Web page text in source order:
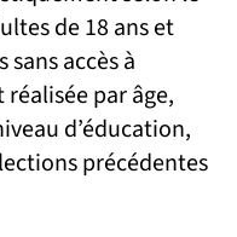
de 18 ans et
accès à
par âge,
d’éducation,
précédentes